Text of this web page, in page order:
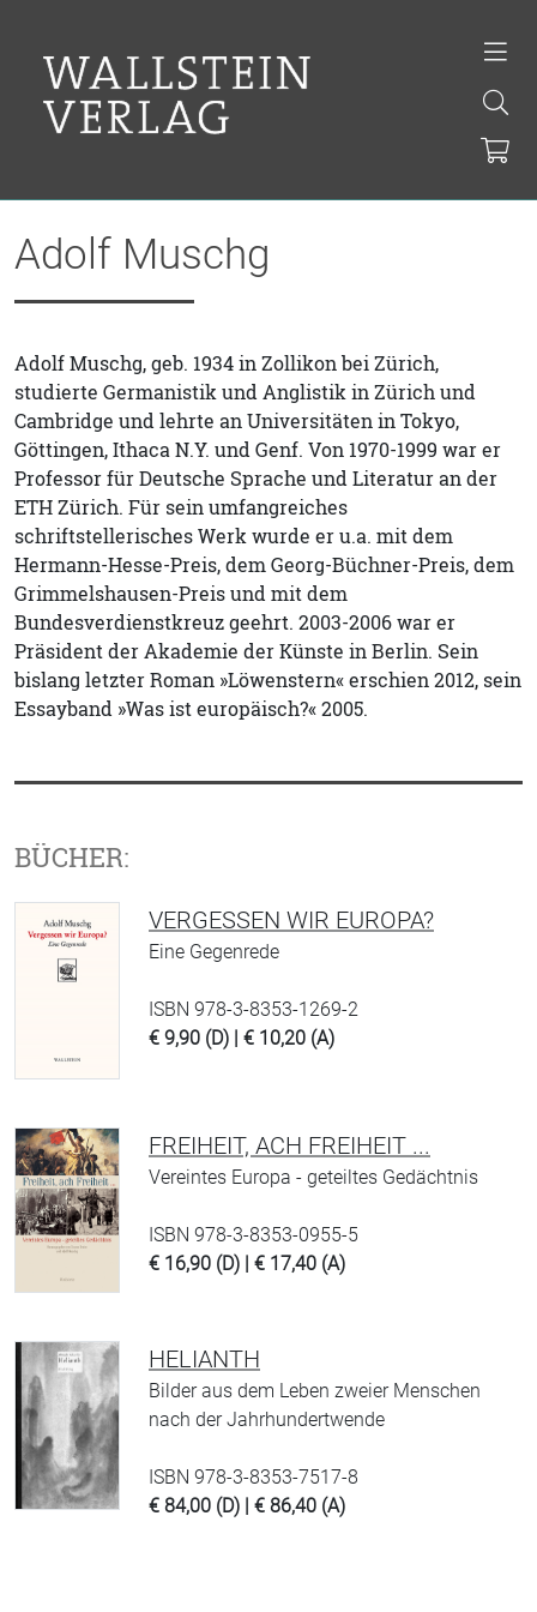
Adolf Muschg
Adolf Muschg, geb. 1934 in Zollikon bei Zürich,
studierte Germanistik und Anglistik in Zürich und
Cambridge und lehrte an Universitäten in Tokyo,
Göttingen, Ithaca N.Y. und Genf. Von 1970-1999 war er
Professor für Deutsche Sprache und Literatur an der
ETH Zürich. Für sein umfangreiches
schriftstellerisches Werk wurde er u.a. mit dem
Hermann-Hesse-Preis, dem Georg-Büchner-Preis, dem
Grimmelshausen-Preis und mit dem
Bundesverdienstkreuz geehrt. 2003-2006 war er
Präsident der Akademie der Künste in Berlin. Sein
bislang letzter Roman »Löwenstern« erschien 2012, sein
Essayband »Was ist europäisch?« 2005.
BÜCHER:
VERGESSEN WIR EUROPA?
Eine Gegenrede
ISBN 978-3-8353-1269-2
€ 9,90 (D) | € 10,20 (A)
FREIHEIT, ACH FREIHEIT ...
Vereintes Europa - geteiltes Gedächtnis
ISBN 978-3-8353-0955-5
€ 16,90 (D) | € 17,40 (A)
HELIANTH
Bilder aus dem Leben zweier Menschen
nach der Jahrhundertwende
ISBN 978-3-8353-7517-8
€ 84,00 (D) | € 86,40 (A)